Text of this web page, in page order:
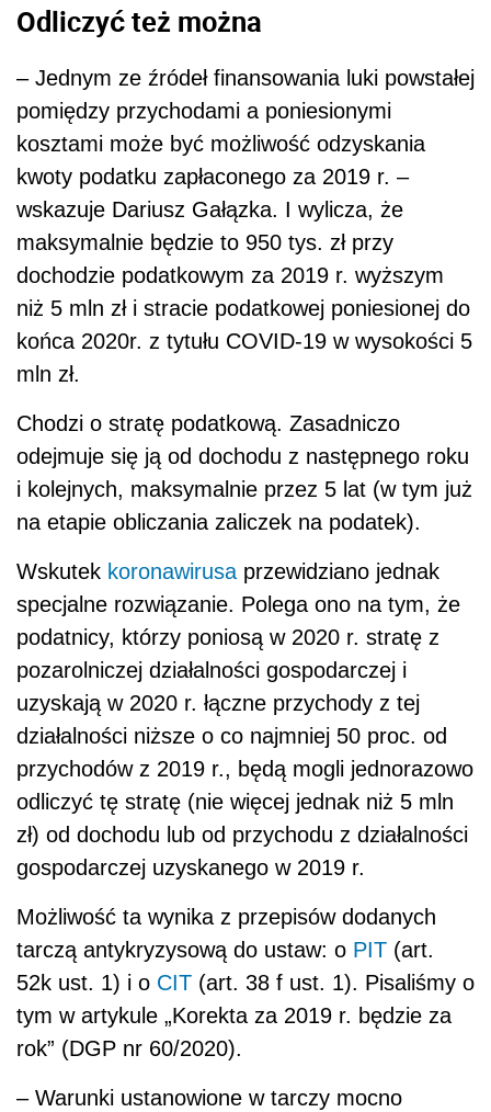
Odliczyć też można
– Jednym ze źródeł finansowania luki powstałej
pomiędzy przychodami a poniesionymi
kosztami może być możliwość odzyskania
kwoty podatku zapłaconego za 2019 r. –
wskazuje Dariusz Gałązka. I wylicza, że
maksymalnie będzie to 950 tys. zł przy
dochodzie podatkowym za 2019 r. wyższym
niż 5 mln zł i stracie podatkowej poniesionej do
końca 2020r. z tytułu COVID-19 w wysokości 5
mln zł.
Chodzi o stratę podatkową. Zasadniczo
odejmuje się ją od dochodu z następnego roku
i kolejnych, maksymalnie przez 5 lat (w tym już
na etapie obliczania zaliczek na podatek).
Wskutek koronawirusa przewidziano jednak
specjalne rozwiązanie. Polega ono na tym, że
podatnicy, którzy poniosą w 2020 r. stratę z
pozarolniczej działalności gospodarczej i
uzyskają w 2020 r. łączne przychody z tej
działalności niższe o co najmniej 50 proc. od
przychodów z 2019 r., będą mogli jednorazowo
odliczyć tę stratę (nie więcej jednak niż 5 mln
zł) od dochodu lub od przychodu z działalności
gospodarczej uzyskanego w 2019 r.
Możliwość ta wynika z przepisów dodanych
tarczą antykryzysową do ustaw: o PIT (art.
52k ust. 1) i o CIT (art. 38 f ust. 1). Pisaliśmy o
tym w artykule „Korekta za 2019 r. będzie za
rok” (DGP nr 60/2020).
– Warunki ustanowione w tarczy mocno